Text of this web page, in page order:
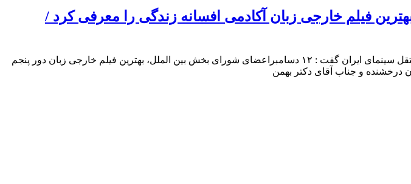
فیلم خارجی زبان آکادمی افسانه زندگی را معرفی کرد /
به گزارش پلان نیوز: سجاد اصغری رییس مراسم بین المللی آکادمی افسانه زندگی،بزرگترین رویداد مستقل سینمای ایران گفت : ۱۲ دسامبراعضای شورای بخش بین الملل، بهترین فیلم خارجی زبان دور پنجم
درخشنده و جناب آقای دکتر بهمن